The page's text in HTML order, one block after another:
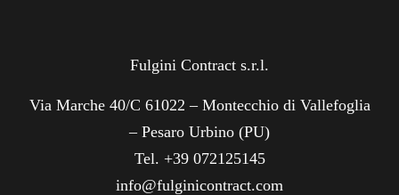
Fulgini Contract s.r.l.
Via Marche 40/C 61022 – Montecchio di Vallefoglia
– Pesaro Urbino (PU)
Tel. +39 072125145
info@fulginicontract.com